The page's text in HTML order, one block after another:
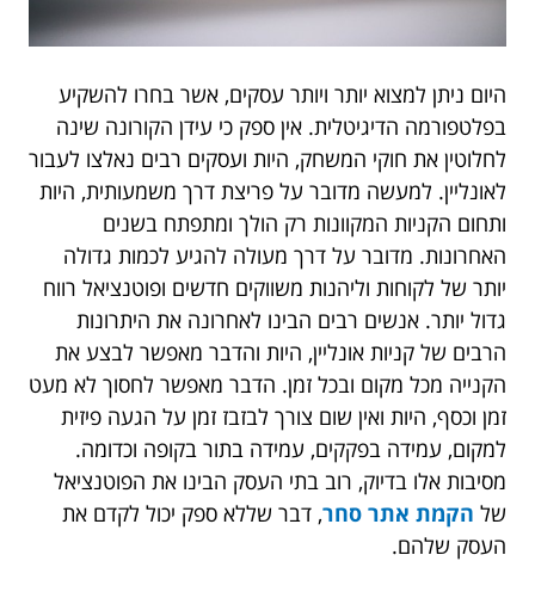
היום ניתן למצוא יותר ויותר עסקים, אשר בחרו להשקיע
בפלטפורמה הדיגיטלית. אין ספק כי עידן הקורונה שינה
לחלוטין את חוקי המשחק, היות ועסקים רבים נאלצו לעבור
לאונליין. למעשה מדובר על פריצת דרך משמעותית, היות
ותחום הקניות המקוונות רק הולך ומתפתח בשנים
האחרונות. מדובר על דרך מעולה להגיע לכמות גדולה
יותר של לקוחות וליהנות משווקים חדשים ופוטנציאל רווח
גדול יותר. אנשים רבים הבינו לאחרונה את היתרונות
הרבים של קניות אונליין, היות והדבר מאפשר לבצע את
הקנייה מכל מקום ובכל זמן. הדבר מאפשר לחסוך לא מעט
זמן וכסף, היות ואין שום צורך לבזבז זמן על הגעה פיזית
למקום, עמידה בפקקים, עמידה בתור בקופה וכדומה.
מסיבות אלו בדיוק, רוב בתי העסק הבינו את הפוטנציאל
של הקמת אתר סחר, דבר שללא ספק יכול לקדם את
העסק שלהם.